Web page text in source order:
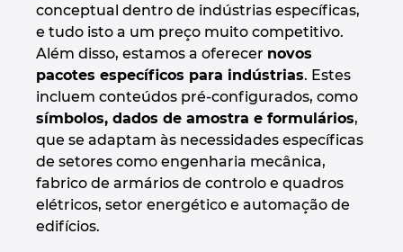
conceptual dentro de indústrias específicas,
e tudo isto a um preço muito competitivo.
Além disso, estamos a oferecer novos
pacotes específicos para indústrias. Estes
incluem conteúdos pré-configurados, como
símbolos, dados de amostra e formulários,
que se adaptam às necessidades específicas
de setores como engenharia mecânica,
fabrico de armários de controlo e quadros
elétricos, setor energético e automação de
edifícios.
Turkey
Ukraine
United Arab Emirates
United Kingdom
United States